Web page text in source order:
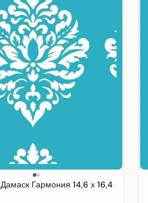
Гармония 14,6 х 16,4